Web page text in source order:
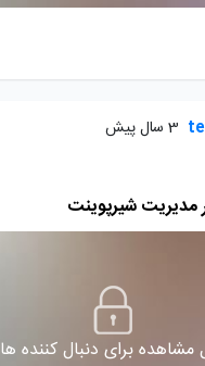
3 سال پیش
مدیریت شیرپوینت
مشاهده برای دنبال کننده ها